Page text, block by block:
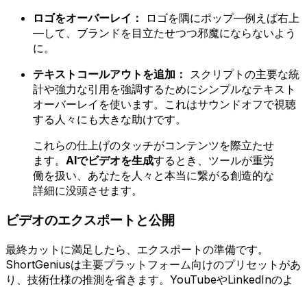
ロゴをオーバーレイ：
ロゴを隅にポップ—例えば右上
—して、ブランドを目立たせつつ邪魔にならないよう
に。
テキストコールアウトを追加： スクリプトの主要な統
計や強力な引用を強調するためにシンプルなテキスト
オーバーレイを使います。これはサウンドオフで視聴
する人々にも大きな助けです。
これらの仕上げのタッチがコンテンツを際立たせ
ます。 AIでビデオを生成するとき、ツールが重労
働を扱い、あなたを人々と本当に繋がる創造的な
詳細に没頭させます。
ビデオのエクスポートと公開
最終カットに満足したら、エクスポートの準備です。
ShortGeniusは主要プラットフォーム向けのプリセットがあ
り、技術仕様の推測を省きます。YouTubeやLinkedInのよ